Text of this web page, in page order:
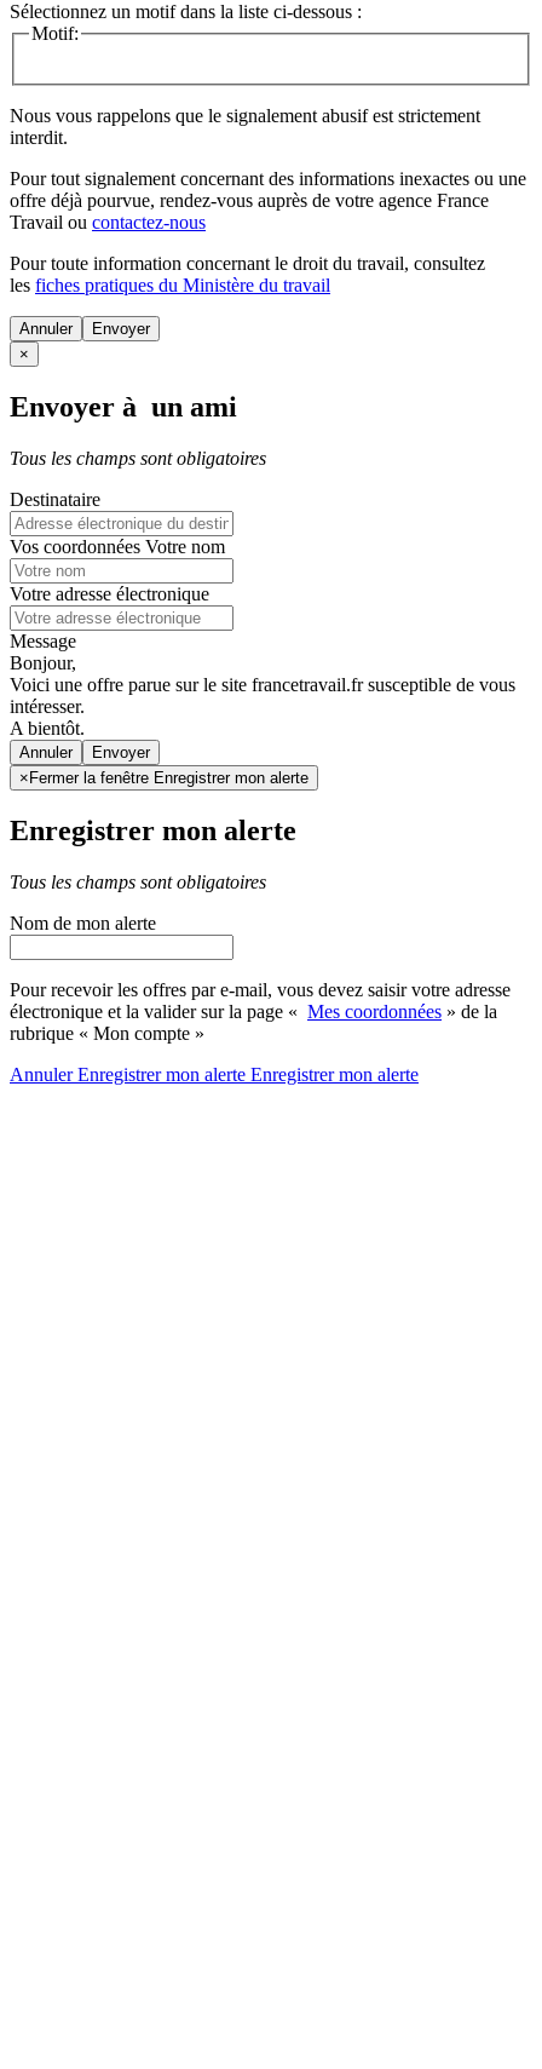
Sélectionnez un motif dans la liste ci-dessous :
Motif:
Nous vous rappelons que le signalement abusif est strictement
interdit.
Pour tout signalement concernant des informations inexactes ou une
offre déjà pourvue, rendez-vous auprès de votre agence France
Travail ou contactez-nous
Pour toute information concernant le droit du travail, consultez
les fiches pratiques du Ministère du travail
Annuler
×
Envoyer à un ami
Tous les champs sont obligatoires
Destinataire
Vos coordonnées Votre nom
Votre adresse électronique
Message
Bonjour,
Voici une offre parue sur le site francetravail.fr susceptible de vous
intéresser.
A bientôt.
Annuler
× Fermer la fenêtre Enregistrer mon alerte
Enregistrer mon alerte
Tous les champs sont obligatoires
Nom de mon alerte
Pour recevoir les offres par e-mail, vous devez saisir votre adresse
électronique et la valider sur la page « Mes coordonnées » de la
rubrique « Mon compte »
AnnulerEnregistrer mon alerte Enregistrermon alerte